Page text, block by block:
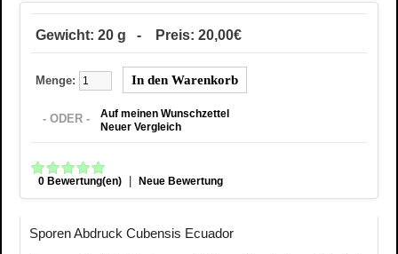
Gewicht: 20 g - Preis: 20,00€
Menge:
- ODER -
Auf meinen Wunschzettel
Neuer Vergleich
0 Bewertung(en) | Neue Bewertung
Sporen Abdruck Cubensis Ecuador